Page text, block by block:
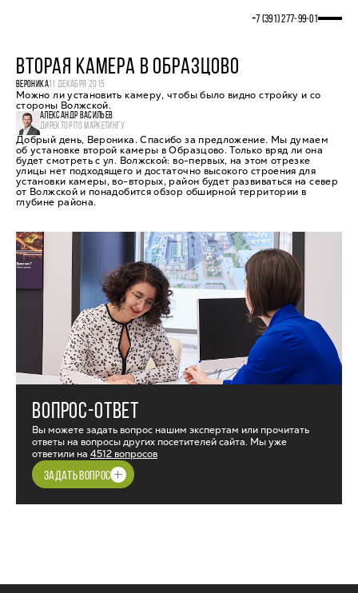
+7 (391) 277‒99‒01
ВТОРАЯ КАМЕРА В ОБРАЗЦОВО
ВЕРОНИКА11 ДЕКАБРЯ 2015
Можно ли установить камеру, чтобы было видно стройку и со
стороны Волжской.
АЛЕКСАНДР ВАСИЛЬЕВ
ДИРЕКТОР ПО МАРКЕТИНГУ
Добрый день, Вероника. Спасибо за предложение. Мы думаем
об установке второй камеры в Образцово. Только вряд ли она
будет смотреть с ул. Волжской: во-первых, на этом отрезке
улицы нет подходящего и достаточно высокого строения для
установки камеры, во-вторых, район будет развиваться на север
от Волжской и понадобится обзор обширной территории в
глубине района.
ВОПРОС-ОТВЕТ
Вы можете задать вопрос нашим экспертам или прочитать
ответы на вопросы других посетителей сайта. Мы уже
ответили на 4512 вопросов
ЗАДАТЬ ВОПРОС